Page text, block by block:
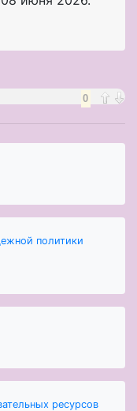
0
политики
ресурсов